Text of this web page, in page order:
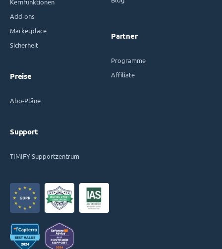
Kernfunktionen
Add-ons
Marketplace
Sicherheit
Preise
Abo-Pläne
Support
TIMIFY-Supportzentrum
Partner
Programme
Affiliate